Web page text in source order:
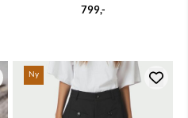
Brown
799,-
Ny